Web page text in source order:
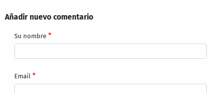
Añadir nuevo comentario
Su nombre
Email